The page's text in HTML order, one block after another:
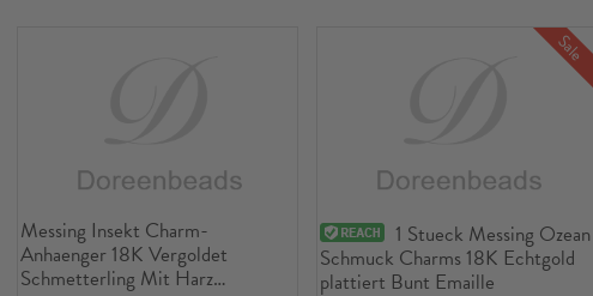
Messing Insekt Charm-
Anhaenger 18K Vergoldet
Schmetterling Mit Harz
Sale
1 Stueck Messing Ozean
Schmuck Charms 18K Echtgold
plattiert Bunt Emaille